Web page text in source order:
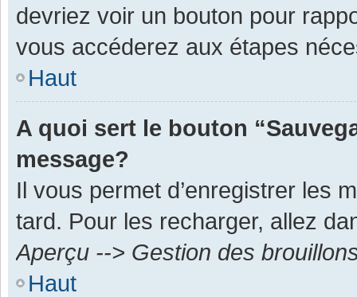
devriez voir un bouton pour
vous accéderez aux étapes
Haut
A quoi sert le bouton
message?
Il vous permet d’enregistrer les
tard. Pour les recharger, allez
Aperçu --> Gestion des
Haut